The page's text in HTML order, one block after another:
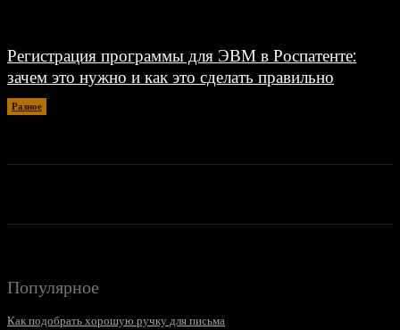
Регистрация программы для ЭВМ в Роспатенте:
зачем это нужно и как это сделать правильно
Разное
Популярное
Как подобрать хорошую ручку для письма